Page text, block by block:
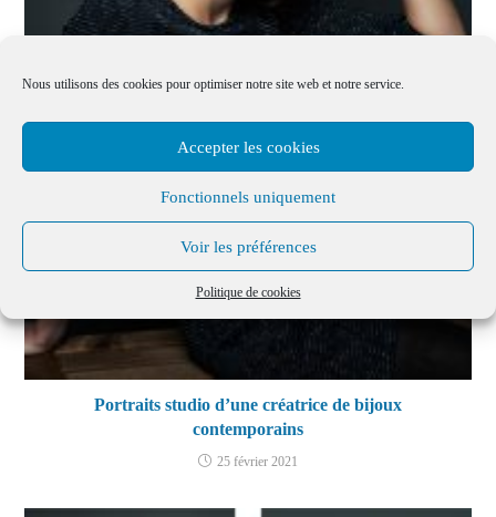
Nous utilisons des cookies pour optimiser notre site web et notre service.
Accepter les cookies
Fonctionnels uniquement
Voir les préférences
Politique de cookies
Portraits studio d’une créatrice de bijoux
contemporains
25 février 2021